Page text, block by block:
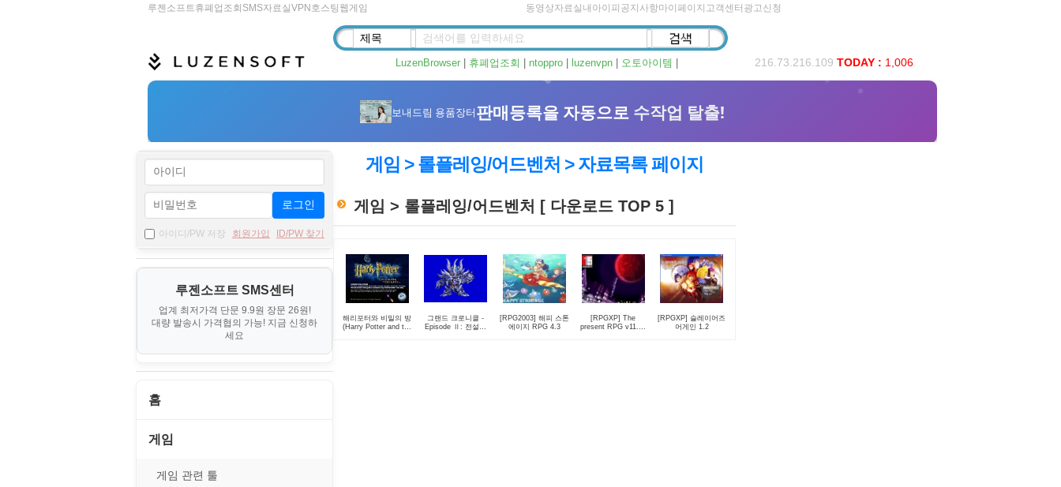
루젠소프트휴폐업조회 SMS자료실 VPN 호스팅 웹게임 동영상자료실 내아이피 공지사항마이페이지 고객센터 광고신청
LuzenBrowser| 휴폐업조회 ntoppro| luzenvpn| 오토아이템 216.73.216.109 TODAY : 1,006
로그인
아이디/PW 저장 회원가입 ID/PW 찾기
루젠소프트 SMS센터
업계 최저가격 단문 9.9원 장문 26원!
대량 발송시 가격협의 가능! 지금 신청하
세요
홈
게임
게임 관련 툴
게임 > 롤플레잉/어드벤처 > 자료목록 페이지
게임 > 롤플레잉/어드벤처 [ 다운로드 TOP 5 ]
해리포터와 비밀의 방
(Harry Potter and the
그랜드 크로니클 -
Episode Ⅱ: 전설의
[RPG2003] 해피 스톤
에이지 RPG 4.3
[RPGXP] The
present RPG v11.84
[RPGXP] 슬레이어즈
어게인 1.2